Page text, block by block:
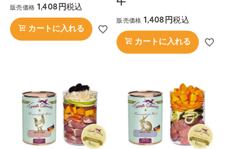
販売価格 1,408 税込
カートに入れる
牛
販売価格 1,408 税込
カートに入れる